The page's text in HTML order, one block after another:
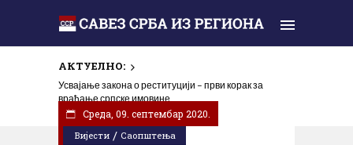
АКТУЕЛНО:
Усвајање закона о реституцији – први корак за
враћање српске имовине
Вијести / Саопштења
Cреда, 09. септембар 2020.